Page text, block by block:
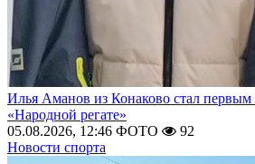
Илья Аманов из Конаково стал первым
«Народной регате»
05.08.2026, 12:46 ФОТО
92
Новости спорта